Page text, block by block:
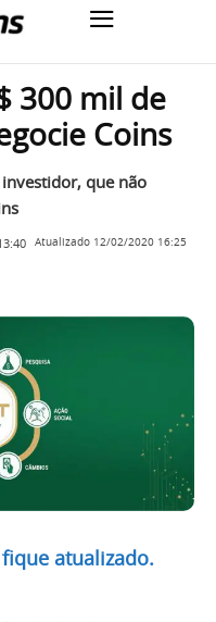
300 mil de
Coins
que não
Atualizado 12/02/2020 16:25
atualizado.